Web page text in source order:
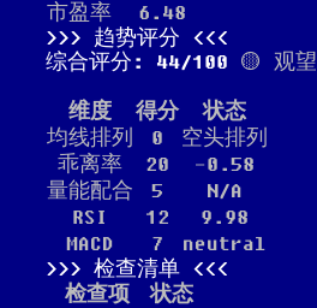
市盈率
6.48
趋势评分
综合评分: 44/100 🟡 观望
维度 得分
状态
均线排列
0
空头排列
乖离率
20
-0.58
量能配合
5
N/A
RSI
12
9.98
MACD
7
neutral
检查清单
检查项
状态